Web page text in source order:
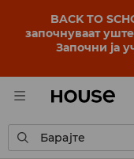
BACK TO
започнуваат
Започни ја
Барајте